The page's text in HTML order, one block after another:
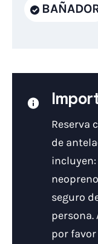
Reserva
de
seguro
persona.
por